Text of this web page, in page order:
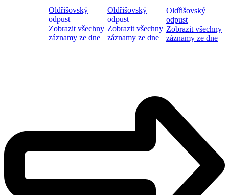
Oldřišovský
odpust
Zobrazit všechny
záznamy ze dne
Oldřišovský
odpust
Zobrazit všechny
záznamy ze dne
Oldřišovský
odpust
Zobrazit všechny
záznamy ze dne